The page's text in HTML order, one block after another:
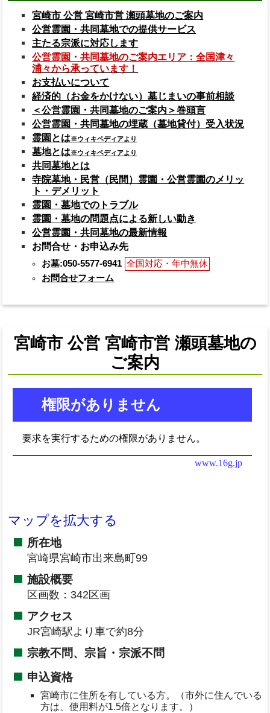
宮崎市 公営 宮崎市営 瀬頭墓地のご案内
公営霊園・共同墓地での提供サービス
主たる宗派に対応します
公営霊園・共同墓地のご案内エリア：全国津々
浦々から承っています！
お支払いについて
経済的（お金をかけない）墓じまいの事前相談
＜公営霊園・共同墓地のご案内＞巻頭言
公営霊園・共同墓地の埋蔵（墓地貸付）受入状況
霊園とは※ウィキペディアより
墓地とは※ウィキペディアより
共同墓地とは
寺院墓地・民営（民間）霊園・公営霊園のメリッ
ト・デメリット
霊園・墓地でのトラブル
霊園・墓地の問題点による新しい動き
公営霊園・共同墓地の最新情報
お問合せ・お申込み先
お墓:050-5577-6941 全国対応・年中無休
お問合せフォーム
宮崎市 公営 宮崎市営 瀬頭墓地の
ご案内
マップを拡大する
所在地
宮崎県宮崎市出来島町99
施設概要
区画数：342区画
アクセス
JR宮崎駅より車で約8分
宗教不問、宗旨・宗派不問
申込資格
宮崎市に住所を有している方。（市外に住んでいる
方は、使用料が1.5倍となります。）